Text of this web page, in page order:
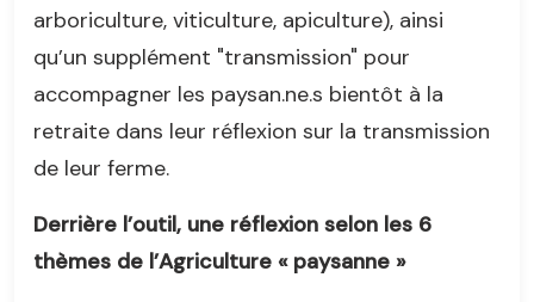
arboriculture, viticulture, apiculture), ainsi
qu’un supplément "transmission" pour
accompagner les paysan.ne.s bientôt à la
retraite dans leur réflexion sur la transmission
de leur ferme.
Derrière l’outil, une réflexion selon les 6
thèmes de l’Agriculture « paysanne »